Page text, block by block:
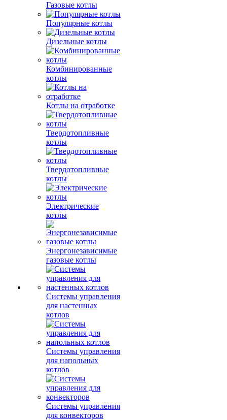
Газовые котлы
Популярные котлы
Дизельные котлы
Комбинированные
котлы
Котлы на отработке
Твердотопливные
котлы
Твердотопливные
котлы
Электрические
котлы
Энергонезависимые
газовые котлы
Системы управления
для настенных
котлов
Системы управления
для напольных
котлов
Системы управления
для конвекторов